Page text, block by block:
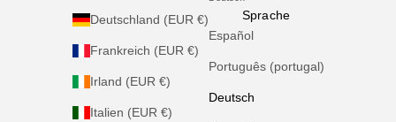
Deutschland (EUR €)
Frankreich (EUR €)
Irland (EUR €)
Italien (EUR €)
Sprache
Español
Português (portugal)
Deutsch